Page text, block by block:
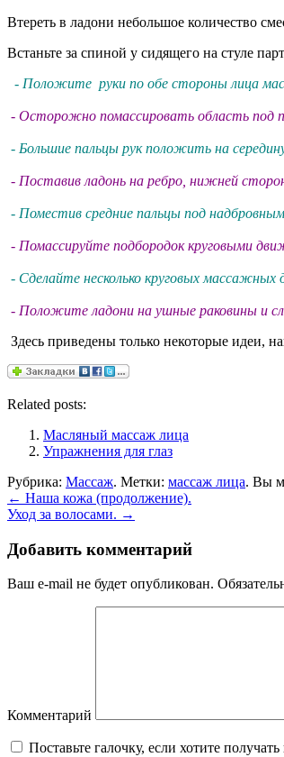
Втереть в ладони небольшое количество
Встаньте за спиной у сидящего на стуле
- Положите руки по обе стороны лица
- Осторожно помассировать область под
- Большие пальцы рук положить на
- Поставив ладонь на ребро, нижней
- Поместив средние пальцы под
- Помассируйте подбородок круговыми
- Сделайте несколько круговых
- Положите ладони на ушные раковины и
Здесь приведены только некоторые идеи,
Related posts:
Масляный массаж лица
Упражнения для глаз
Рубрика: Массаж. Метки: массаж лица. Вы
← Наша кожа (продолжение).
Уход за волосами. →
Добавить комментарий
Ваш e-mail не будет опубликован.
Комментарий
Поставьте галочку, если хотите